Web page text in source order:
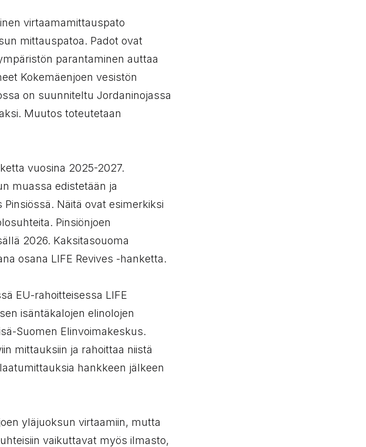
virtaamamittauspato
mittauspatoa. Padot ovat
parantaminen auttaa
Kokemäenjoen vesistön
on suunniteltu Jordaninojassa
Muutos toteutetaan
vuosina 2025-2027.
muassa edistetään ja
Näitä ovat esimerkiksi
Pinsiönjoen
2026. Kaksitasouoma
osana LIFE Revives -hanketta.
EU-rahoitteisessa LIFE
isäntäkalojen elinolojen
Suomen Elinvoimakeskus.
mittauksiin ja rahoittaa niistä
hankkeen jälkeen
yläjuoksun virtaamiin, mutta
vaikuttavat myös ilmasto,